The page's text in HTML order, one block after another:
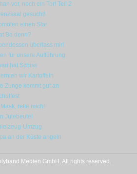
vor, noch ein Tor! Teil 2
gesucht!
einen Star
Bo denn?
überlass mir!
für unsere Aufführung
hat Schiss
wir Kartoffeln
Zunge kommt gut an
rette mich!
Jutebeutel
Umzug
an der Küste angeln
Medien GmbH. All rights reserved.